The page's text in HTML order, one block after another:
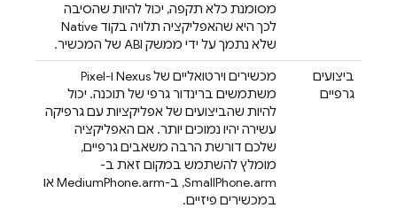
מסומנת כלא תקפה, יכול להיות שהסיבה
לכך היא שהאפליקציה תלויה בקוד Native
שלא נתמך על ידי ממשק ABI של המכשיר.
ביצועים
גרפיים
מכשירים וירטואליים של Nexus ו-Pixel
משתמשים ברינדור גרפי של תוכנה. יכול
להיות שהביצועים של אפליקציות עם גרפיקה
עשירה יהיו נמוכים יותר. אם האפליקציה
שלכם דורשת הרבה משאבים גרפיים,
מומלץ להשתמש במקום זאת ב-
SmallPhone.arm, ב-MediumPhone.arm או
במכשירים פיזיים.